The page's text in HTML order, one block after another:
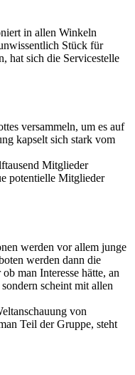
in allen Winkeln
Stück für
hat sich die Servicestelle
versammeln, um es auf
kapselt sich stark vom
Mitglieder
potentielle Mitglieder
werden vor allem junge
werden dann die
man Interesse hätte, an
scheint mit allen
von
Teil der Gruppe, steht